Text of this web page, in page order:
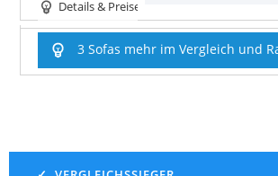
Details & Preise
3 Sofas mehr im Vergleich und